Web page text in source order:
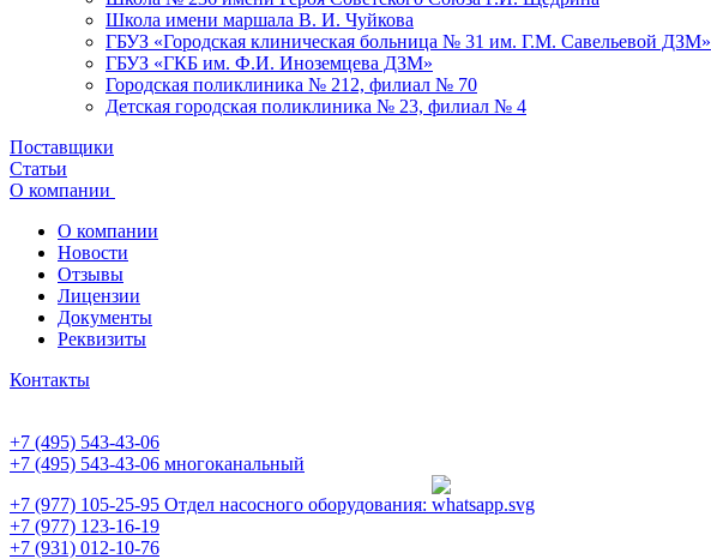
Школа имени маршала В. И. Чуйкова
ГБУЗ «Городская клиническая больница № 31 им. Г.М. Савельевой ДЗМ»
ГБУЗ «ГКБ им. Ф.И. Иноземцева ДЗМ»
Городская поликлиника № 212, филиал № 70
Детская городская поликлиника № 23, филиал № 4
Поставщики
Статьи
О компании
О компании
Новости
Отзывы
Лицензии
Документы
Реквизиты
Контакты
+7 (495) 543-43-06
+7 (495) 543-43-06 многоканальный
+7 (977) 105-25-95 Отдел насосного оборудования:
+7 (977) 123-16-19
+7 (931) 012-10-76